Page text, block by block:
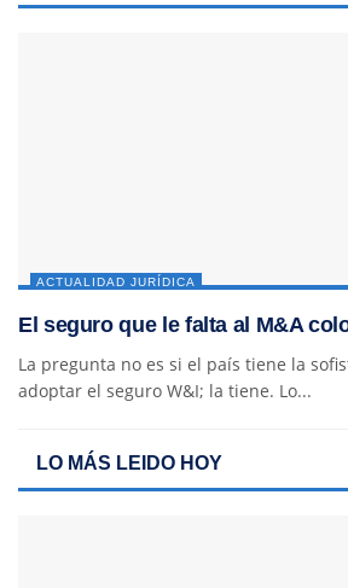
ACTUALIDAD JURÍDICA
El seguro que le falta al M&A
La pregunta no es si el país tiene la
adoptar el seguro W&I; la tiene. Lo...
LO MÁS LEIDO HOY